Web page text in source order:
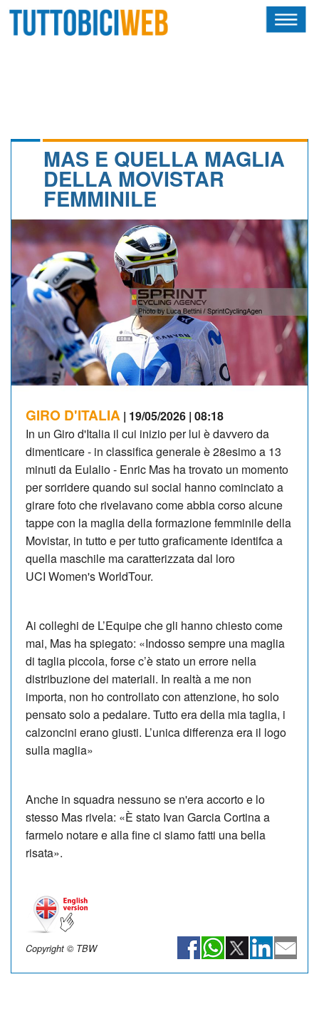
CALENDARIO
ALBI D'ORO
NEWSLETTER
MAS E QUELLA MAGLIA
DELLA MOVISTAR
FEMMINILE
GIRO D'ITALIA | 19/05/2026 | 08:18
In un Giro d'Italia il cui inizio per lui è davvero da
dimenticare - in classifica generale è 28esimo a 13
minuti da Eulalio - Enric Mas ha trovato un momento
per sorridere quando sui social hanno cominciato a
girare foto che rivelavano come abbia corso alcune
tappe con la maglia della formazione femminile della
Movistar, in tutto e per tutto graficamente identifca a
quella maschile ma caratterizzata dal loro
UCI Women's WorldTour.
Ai colleghi de L’Equipe che gli hanno chiesto come
mai, Mas ha spiegato: «Indosso sempre una maglia
di taglia piccola, forse c’è stato un errore nella
distribuzione dei materiali. In realtà a me non
importa, non ho controllato con attenzione, ho solo
pensato solo a pedalare. Tutto era della mia taglia, i
calzoncini erano giusti. L’unica differenza era il logo
sulla maglia»
Anche in squadra nessuno se n'era accorto e lo
stesso Mas rivela: «È stato Ivan Garcia Cortina a
farmelo notare e alla fine ci siamo fatti una bella
risata».
Copyright © TBW